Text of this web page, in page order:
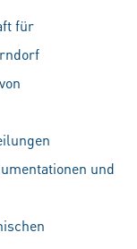
für
und